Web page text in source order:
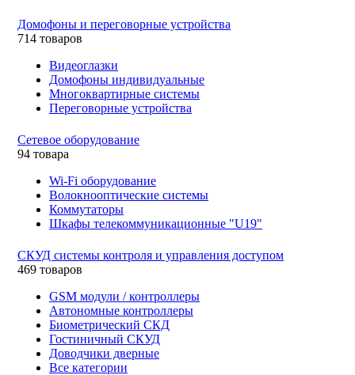
Домофоны и переговорные устройства
714 товаров
Видеоглазки
Домофоны индивидуальные
Многоквартирные системы
Переговорные устройства
Сетевое оборудование
94 товара
Wi-Fi оборудование
Волокнооптические системы
Коммутаторы
Шкафы телекоммуникационные "U19"
СКУД системы контроля и управления доступом
469 товаров
GSM модули / контроллеры
Автономные контроллеры
Биометрический СКД
Гостиничный СКУД
Доводчики дверные
Все категории